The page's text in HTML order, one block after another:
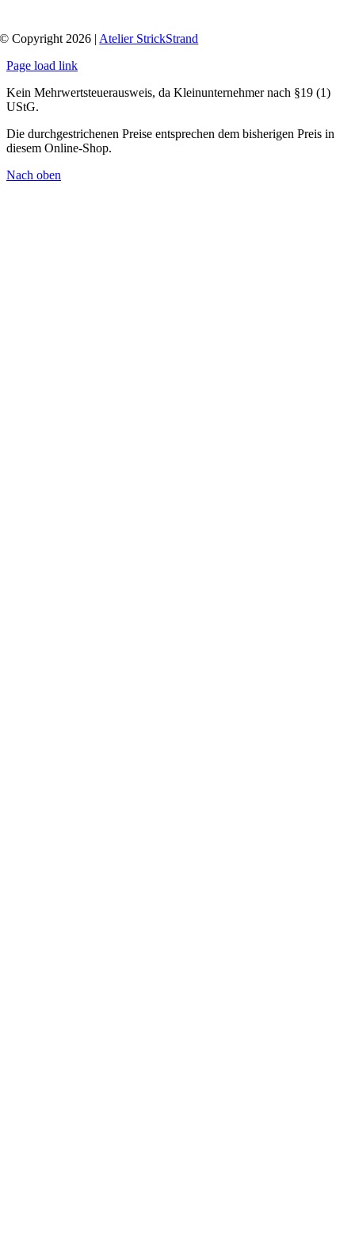
© Copyright 2026 | Atelier StrickStrand
Page load link
Kein Mehrwertsteuerausweis, da Kleinunternehmer nach §19 (1)
UStG.
Die durchgestrichenen Preise entsprechen dem bisherigen Preis in
diesem Online-Shop.
Nach oben